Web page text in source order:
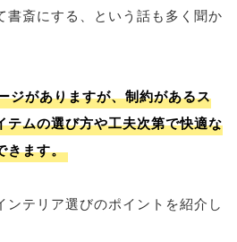
書斎にする、という話も多く聞か
ジがありますが、制約があるス
テムの選び方や工夫次第で快適な
きます。
ンテリア選びのポイントを紹介し